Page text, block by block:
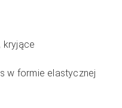
kryjące
w formie elastycznej